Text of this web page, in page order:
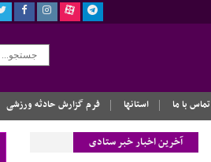
تماس با ما استانها فرم گزارش حادثه ورزشی
آخرین اخبار خبر ستادی